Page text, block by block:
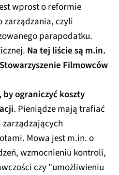
wprost o reformie
czyli
parapodatku.
Na tej liście są m.in.
Stowarzyszenie Filmowców
ograniczyć koszty
. Pieniądze mają trafiać
Mowa jest m.in. o
wzmocnieniu kontroli,
czy "umożliwieniu